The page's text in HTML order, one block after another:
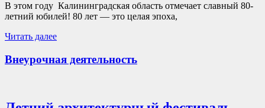
В этом году Калининградская область отмечает славный 80-
летний юбилей! 80 лет — это целая эпоха,
Читать далее
Внеурочная деятельность